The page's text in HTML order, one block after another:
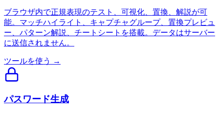
ブラウザ内で正規表現のテスト、可視化、置換、解説が可
能。マッチハイライト、キャプチャグループ、置換プレビュ
ー、パターン解説、チートシートを搭載。データはサーバー
に送信されません。
ツールを使う →
パスワード生成